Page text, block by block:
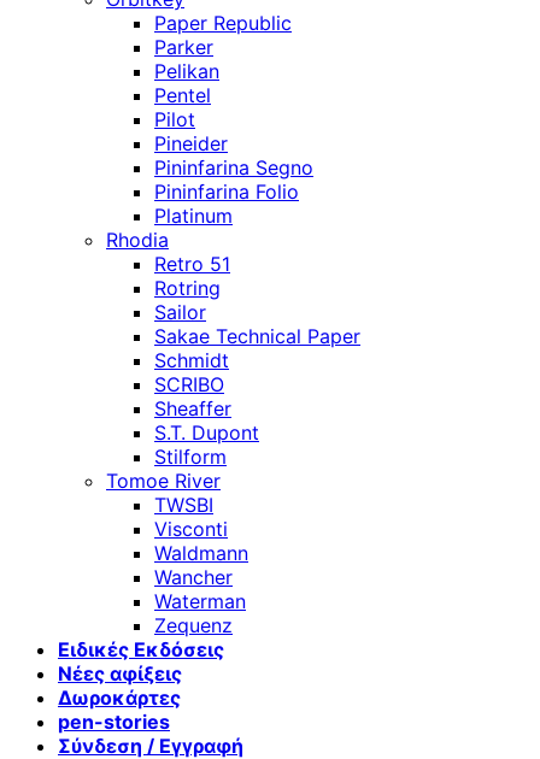
Paper Republic
Parker
Pelikan
Pentel
Pilot
Pineider
Pininfarina Segno
Pininfarina Folio
Platinum
Rhodia
Retro 51
Rotring
Sailor
Sakae Technical Paper
Schmidt
SCRIBO
Sheaffer
S.T. Dupont
Stilform
Tomoe River
TWSBI
Visconti
Waldmann
Wancher
Waterman
Zequenz
Ειδικές Εκδόσεις
Νέες αφίξεις
Δωροκάρτες
pen-stories
Σύνδεση / Εγγραφή